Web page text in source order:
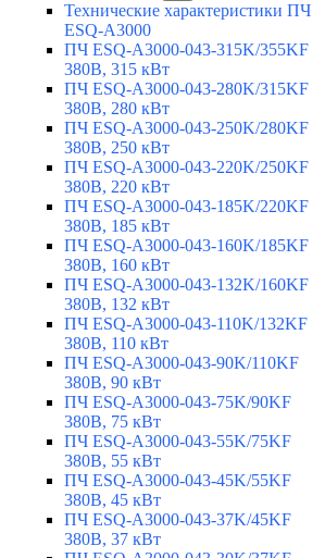
Технические характеристики ПЧ
ESQ-A3000
ПЧ ESQ-A3000-043-315K/355KF
380В, 315 кВт
ПЧ ESQ-A3000-043-280K/315KF
380В, 280 кВт
ПЧ ESQ-A3000-043-250K/280KF
380В, 250 кВт
ПЧ ESQ-A3000-043-220K/250KF
380В, 220 кВт
ПЧ ESQ-A3000-043-185K/220KF
380В, 185 кВт
ПЧ ESQ-A3000-043-160K/185KF
380В, 160 кВт
ПЧ ESQ-A3000-043-132K/160KF
380В, 132 кВт
ПЧ ESQ-A3000-043-110K/132KF
380В, 110 кВт
ПЧ ESQ-A3000-043-90K/110KF
380В, 90 кВт
ПЧ ESQ-A3000-043-75K/90KF
380В, 75 кВт
ПЧ ESQ-A3000-043-55K/75KF
380В, 55 кВт
ПЧ ESQ-A3000-043-45K/55KF
380В, 45 кВт
ПЧ ESQ-A3000-043-37K/45KF
380В, 37 кВт